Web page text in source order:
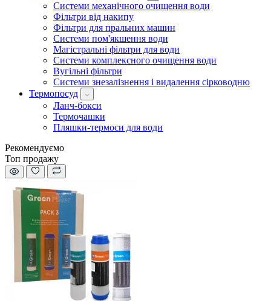
Системи механічного очищення води
Фільтри від накипу
Фільтри для пральних машин
Системи пом'якшення води
Магістральні фільтри для води
Системи комплексного очищення води
Вугільні фільтри
Системи знезалізнення і видалення сірководню
Термопосуд
Ланч-бокси
Термочашки
Пляшки-термоси для води
Рекомендуємо
Топ продажу